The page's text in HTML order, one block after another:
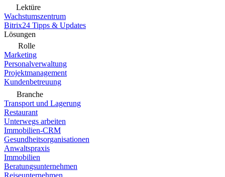
Lektüre
Wachstumszentrum
Bitrix24 Tipps & Updates
Lösungen
Rolle
Marketing
Personalverwaltung
Projektmanagement
Kundenbetreuung
Branche
Transport und Lagerung
Restaurant
Unterwegs arbeiten
Immobilien-CRM
Gesundheitsorganisationen
Anwaltspraxis
Immobilien
Beratungsunternehmen
Reiseunternehmen